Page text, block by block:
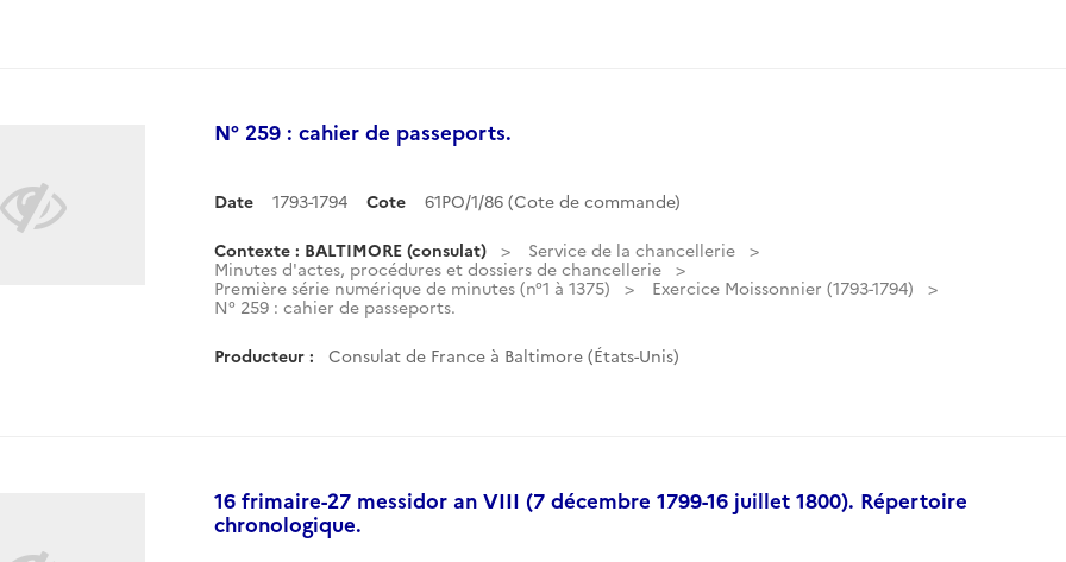
N° 259 : cahier de passeports.
Date 1793-1794 Cote 61PO/1/86 (Cote de commande)
Contexte : BALTIMORE (consulat)
Service de la chancellerie
Minutes d'actes, procédures et dossiers de chancellerie
Première série numérique de minutes (n°1 à 1375)
Exercice Moissonnier (1793-1794)
N° 259 : cahier de passeports.
Producteur : Consulat de France à Baltimore (États-Unis)
16 frimaire-27 messidor an VIII (7 décembre 1799-16 juillet 1800). Répertoire
chronologique.